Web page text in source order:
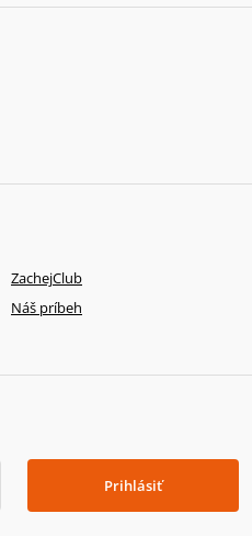
ZachejClub
Náš príbeh
Prihlásiť